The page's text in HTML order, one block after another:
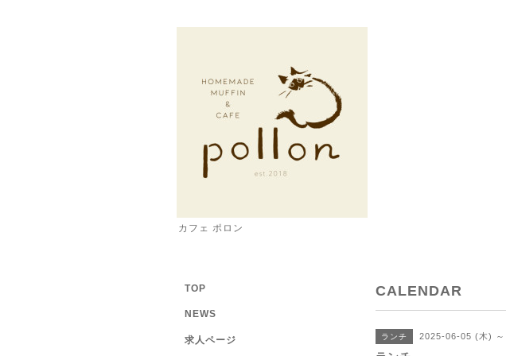
カフェ ポロン
CALENDAR
ランチ 2025-06-05 (木)
TOP
NEWS
求人ページ